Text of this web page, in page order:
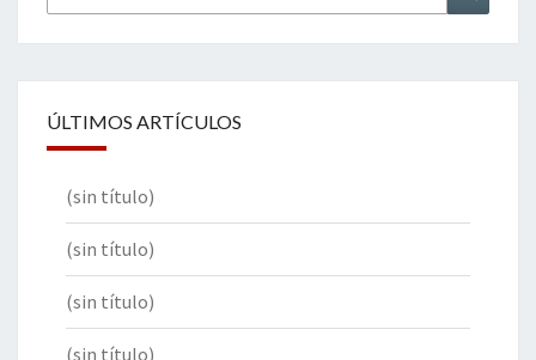
por:
ÚLTIMOS ARTÍCULOS
(sin título)
(sin título)
(sin título)
(sin título)